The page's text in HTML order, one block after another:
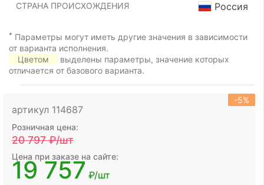
СТРАНА ПРОИСХОЖДЕНИЯ Россия
* Параметры могут иметь другие значения в зависимости
от варианта исполнения.
Цветом
выделены параметры, значение которых
отличается от базового варианта.
артикул 114687
-5%
Розничная цена:
20 797₽/шт
Цена при заказе на сайте:
19 757 ₽/шт